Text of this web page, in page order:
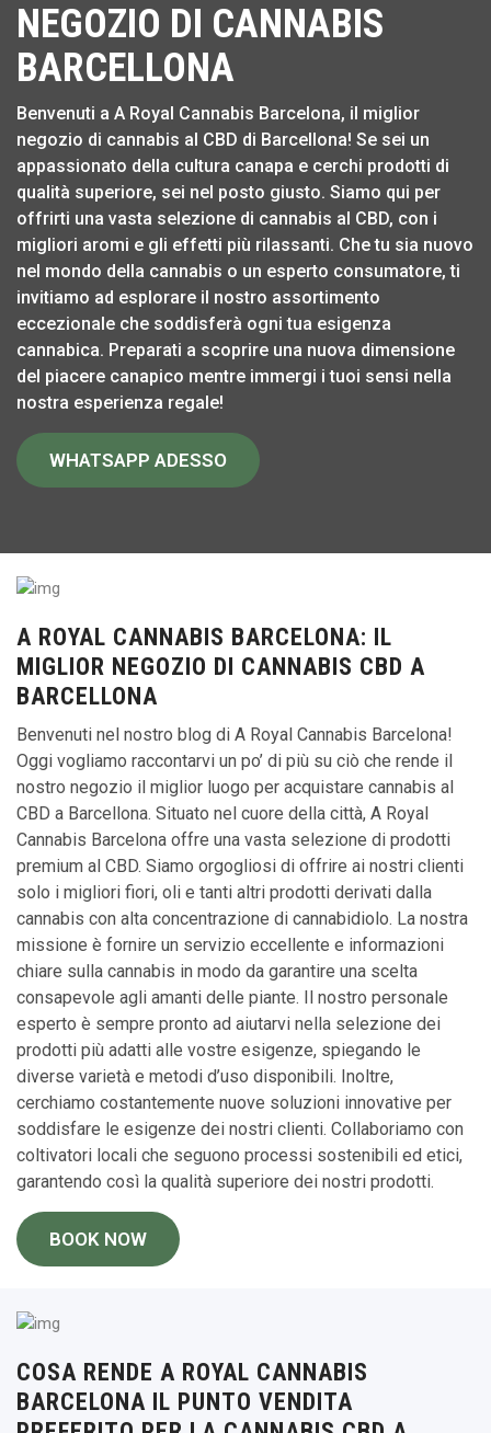
NEGOZIO DI CANNABIS
BARCELLONA
Benvenuti a A Royal Cannabis Barcelona, il miglior
negozio di cannabis al CBD di Barcellona! Se sei un
appassionato della cultura canapa e cerchi prodotti di
qualità superiore, sei nel posto giusto. Siamo qui per
offrirti una vasta selezione di cannabis al CBD, con i
migliori aromi e gli effetti più rilassanti. Che tu sia nuovo
nel mondo della cannabis o un esperto consumatore, ti
invitiamo ad esplorare il nostro assortimento
eccezionale che soddisferà ogni tua esigenza
cannabica. Preparati a scoprire una nuova dimensione
del piacere canapico mentre immergi i tuoi sensi nella
nostra esperienza regale!
WHATSAPP ADESSO
A ROYAL CANNABIS BARCELONA: IL
MIGLIOR NEGOZIO DI CANNABIS CBD A
BARCELLONA
Benvenuti nel nostro blog di A Royal Cannabis Barcelona!
Oggi vogliamo raccontarvi un po’ di più su ciò che rende il
nostro negozio il miglior luogo per acquistare cannabis al
CBD a Barcellona. Situato nel cuore della città, A Royal
Cannabis Barcelona offre una vasta selezione di prodotti
premium al CBD. Siamo orgogliosi di offrire ai nostri clienti
solo i migliori fiori, oli e tanti altri prodotti derivati dalla
cannabis con alta concentrazione di cannabidiolo. La nostra
missione è fornire un servizio eccellente e informazioni
chiare sulla cannabis in modo da garantire una scelta
consapevole agli amanti delle piante. Il nostro personale
esperto è sempre pronto ad aiutarvi nella selezione dei
prodotti più adatti alle vostre esigenze, spiegando le
diverse varietà e metodi d’uso disponibili. Inoltre,
cerchiamo costantemente nuove soluzioni innovative per
soddisfare le esigenze dei nostri clienti. Collaboriamo con
coltivatori locali che seguono processi sostenibili ed etici,
garantendo così la qualità superiore dei nostri prodotti.
BOOK NOW
COSA RENDE A ROYAL CANNABIS
BARCELONA IL PUNTO VENDITA